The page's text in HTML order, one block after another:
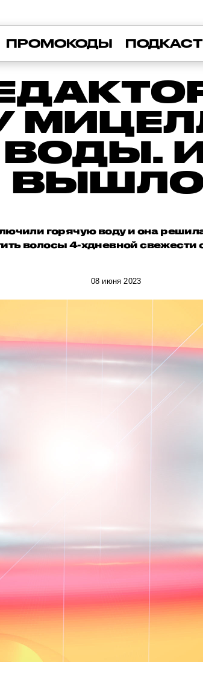
ПРОМОКОДЫ
горячую воду и она
волосы 4-хдневной
08 июня 2023